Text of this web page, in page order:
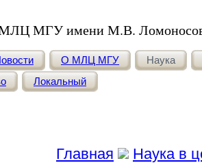
МГУ имени М.В.
О МЛЦ МГУ
Наука
Локальный
Главная Наука в